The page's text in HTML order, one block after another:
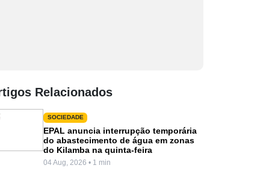
Relacionados
SOCIEDADE
EPAL anuncia interrupção temporária
do abastecimento de água em zonas
do Kilamba na quinta-feira
04 Aug, 2026 • 1 min